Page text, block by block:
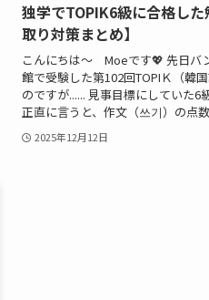
独学でTOPIK6級に合格し
取り対策まとめ】
こんにちは～ Moeです💖 先日バ
館で受験した第102回TOPIＫ（韓
のですが...... 見事目標にしていた
正直に言うと、作文（쓰기）の点
2025年12月12日